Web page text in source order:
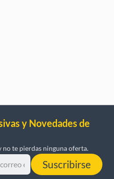
y Novedades de
no te pierdas ninguna oferta.
Suscribirse